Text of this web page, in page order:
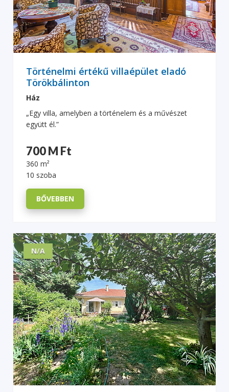
Történelmi értékű villaépület eladó
Törökbálinton
Ház
„Egy villa, amelyben a történelem és a művészet
együtt él.”
700 M Ft
360 m²
10 szoba
BŐVEBBEN
N/A